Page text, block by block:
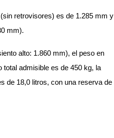
retrovisores) es de 1.285 mm y
mm).
alto: 1.860 mm), el peso en
admisible es de 450 kg, la
de 18,0 litros, con una reserva de